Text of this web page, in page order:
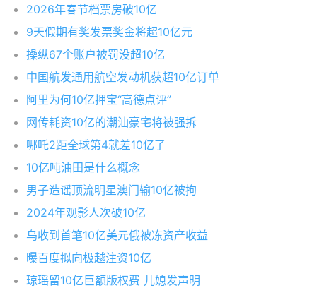
2026年春节档票房破10亿
9天假期有奖发票奖金将超10亿元
操纵67个账户被罚没超10亿
中国航发通用航空发动机获超10亿订单
阿里为何10亿押宝“高德点评”
网传耗资10亿的潮汕豪宅将被强拆
哪吒2距全球第4就差10亿了
10亿吨油田是什么概念
男子造谣顶流明星澳门输10亿被拘
2024年观影人次破10亿
乌收到首笔10亿美元俄被冻资产收益
曝百度拟向极越注资10亿
琼瑶留10亿巨额版权费 儿媳发声明